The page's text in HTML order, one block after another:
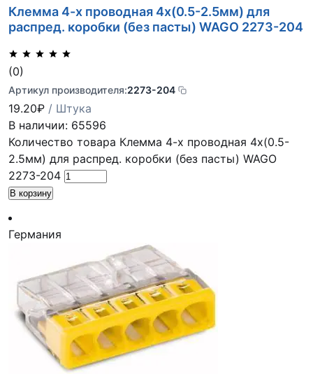
Клемма 4-х проводная 4х(0.5-2.5мм) для
распред. коробки (без пасты) WAGO 2273-204
(0)
Артикул производителя:2273-204
19.20₽ / Штука
В наличии: 65596
Количество товара Клемма 4-х проводная 4х(0.5-
2.5мм) для распред. коробки (без пасты) WAGO
2273-204
В корзину
Германия